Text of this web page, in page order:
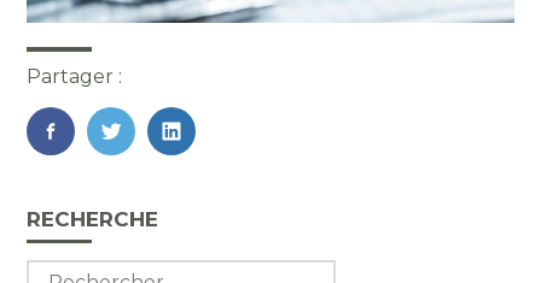
Partager :
FaceBook
TwitterLinkedIn
Blog
sidebar
RECHERCHE
Rechercher :